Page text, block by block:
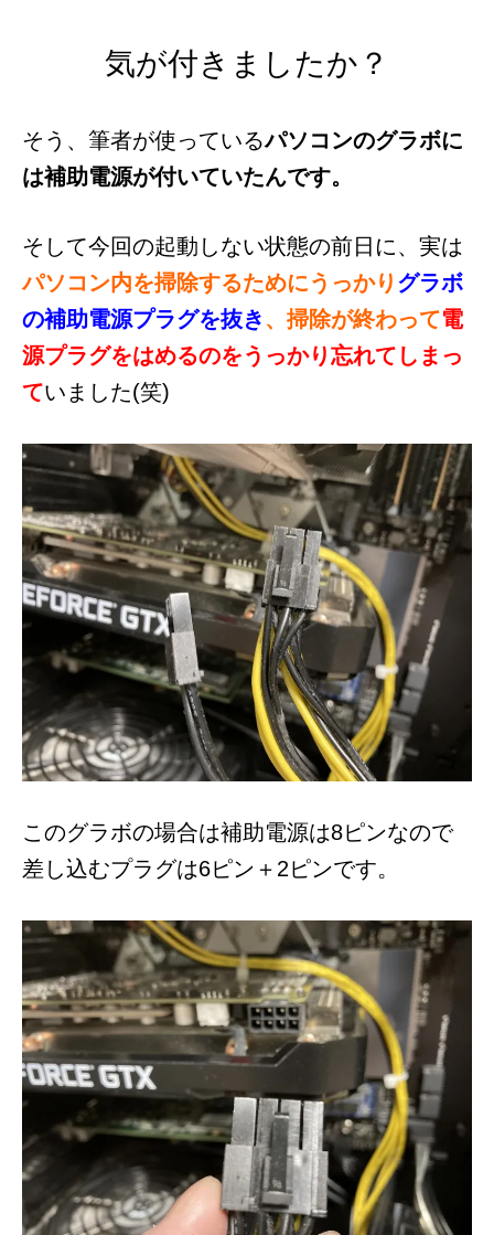
気が付きましたか？
そう、筆者が使っているパソコンのグラボに
は補助電源が付いていたんです。
そして今回の起動しない状態の前日に、実は
パソコン内を掃除するためにうっかり グラボ
の補助電源プラグを抜き 、掃除が終わって電
源プラグをはめるのをうっかり忘れてしまっ
ていました(笑)
このグラボの場合は補助電源は8ピンなので
差し込むプラグは6ピン＋2ピンです。